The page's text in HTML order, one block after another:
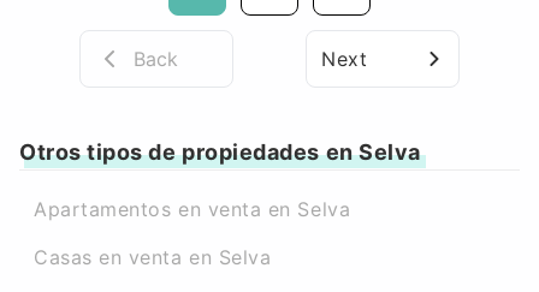
Back Next
Otros tipos de propiedades en Selva
Apartamentos en venta en Selva
Casas en venta en Selva